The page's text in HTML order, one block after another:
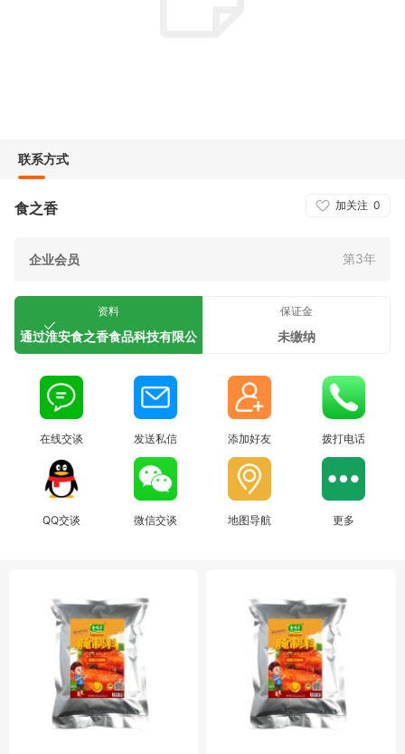
联系方式
加关注 0
食之香
企业会员 第3年
资料
通过淮安食之香食品科技有限公
司认证
保证金
未缴纳
在线交谈 发送私信 添加好友 拨打电话
QQ交谈 微信交谈 地图导航 更多